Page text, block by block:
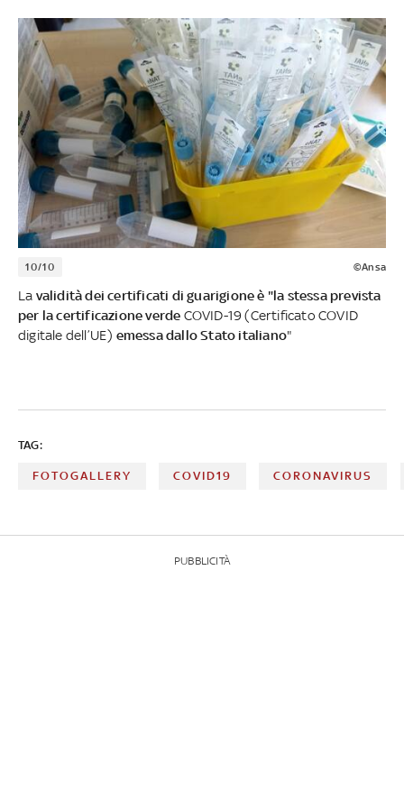
10/10 ©Ansa
La validità dei certificati di guarigione è "la stessa prevista
per la certificazione verde COVID-19 (Certificato COVID
digitale dell’UE) emessa dallo Stato italiano"
TAG:
FOTOGALLERY COVID19 CORONAVIRUS
PUBBLICITÀ